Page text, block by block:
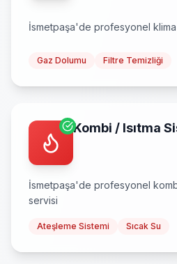
İsmetpaşa'de profesyonel
Gaz Dolumu Filtre Temizliği
Kombi / Isıtma
İsmetpaşa'de profesyonel
servisi
Ateşleme Sistemi Sıcak Su